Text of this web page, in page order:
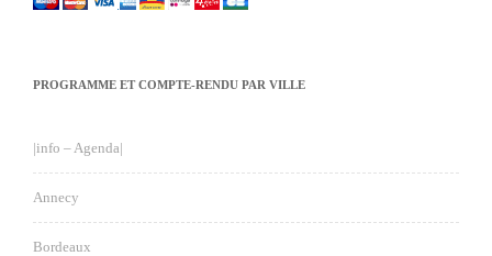
PROGRAMME ET COMPTE-RENDU PAR VILLE
|info – Agenda|
Annecy
Bordeaux